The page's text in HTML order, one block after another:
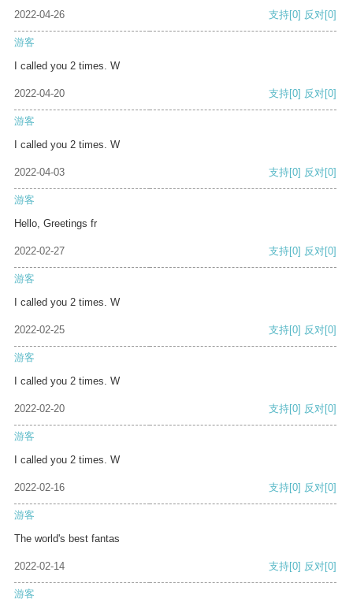
2022-04-26 支持[0] 反对[0]
游客
I called you 2 times. W
2022-04-20 支持[0] 反对[0]
游客
I called you 2 times. W
2022-04-03 支持[0] 反对[0]
游客
Hello, Greetings fr
2022-02-27 支持[0] 反对[0]
游客
I called you 2 times. W
2022-02-25 支持[0] 反对[0]
游客
I called you 2 times. W
2022-02-20 支持[0] 反对[0]
游客
I called you 2 times. W
2022-02-16 支持[0] 反对[0]
游客
The world's best fantas
2022-02-14 支持[0] 反对[0]
游客